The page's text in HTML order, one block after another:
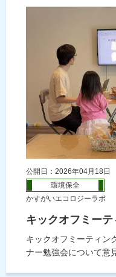
公開日：2026年04月18日
環境保全
かすがいエコロジーラボ
キックオフミー
キックオフミーティン
ナー勉強会について意